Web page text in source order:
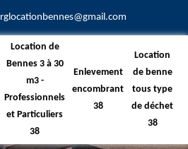
rglocationbennes@gmail.com
Location de
Bennes 3 à 30
m3 -
Professionnels
et Particuliers
38
Enlevement
encombrant
38
Location
de benne
tous type
de déchet
38